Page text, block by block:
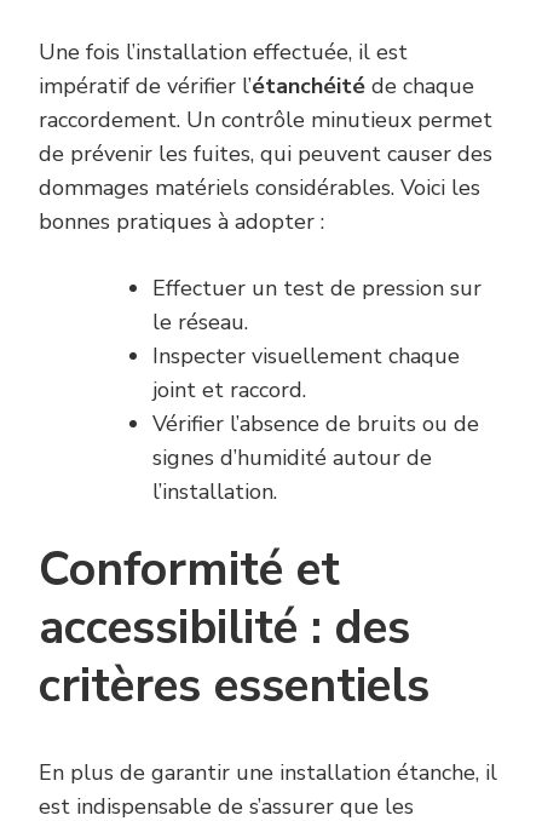
Une fois l’installation effectuée, il est
impératif de vérifier l’étanchéité de chaque
raccordement. Un contrôle minutieux permet
de prévenir les fuites, qui peuvent causer des
dommages matériels considérables. Voici les
bonnes pratiques à adopter :
Effectuer un test de pression sur
le réseau.
Inspecter visuellement chaque
joint et raccord.
Vérifier l’absence de bruits ou de
signes d’humidité autour de
l’installation.
Conformité et
accessibilité : des
critères essentiels
En plus de garantir une installation étanche, il
est indispensable de s’assurer que les